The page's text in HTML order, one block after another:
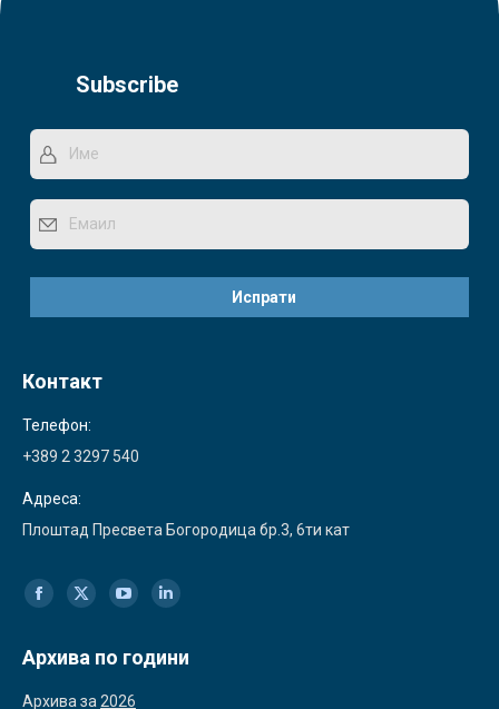
Subscribe
Контакт
Телефон:
+389 2 3297 540
Адреса:
Плоштад Пресвета Богородица бр.3, 6ти кат
Find us on:
Facebook
page
X
page
YouTube
page
Linkedin
page
Архива по години
Архива за 2026